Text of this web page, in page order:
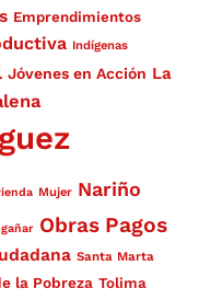
Emprendimientos
Indígenas
Jóvenes en Acción La
Mujer Nariño
Obras Pagos
Santa Marta
la Pobreza Tolima